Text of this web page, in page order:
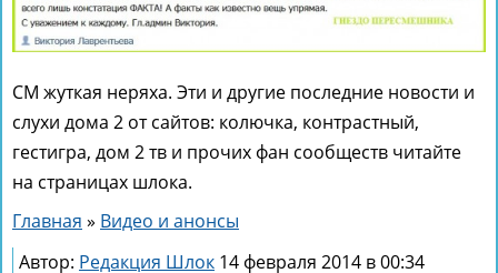
СМ жуткая неряха. Эти и другие последние новости и
слухи дома 2 от сайтов: колючка, контрастный,
гестигра, дом 2 тв и прочих фан сообществ читайте
на страницах шлока.
Главная » Видео и анонсы
Автор: Редакция Шлок 14 февраля 2014 в 00:34